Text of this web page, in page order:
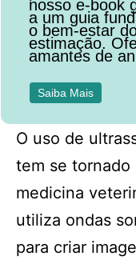
nosso e-book
a um guia
o bem-estar
estimação.
amantes de
Saiba Mais
O uso de
tem se tornado
medicina
utiliza ondas
para criar